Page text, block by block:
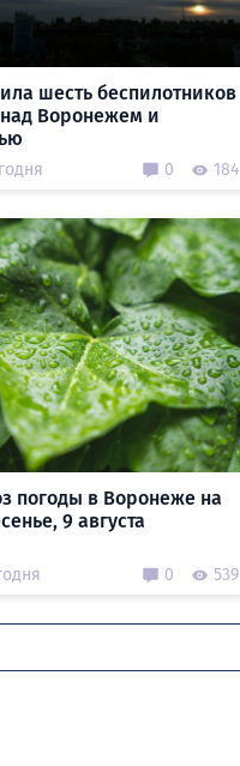
шесть беспилотников
Воронежем и
0 184
погоды в Воронеже на
9 августа
0 539